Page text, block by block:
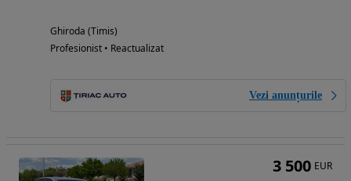
Ghiroda (Timis)
Profesionist • Reactualizat
Vezi anunțurile
3 500 EUR